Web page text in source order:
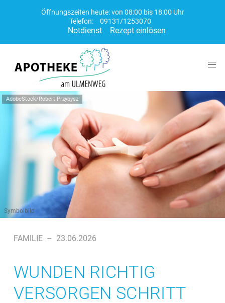
Öffnungszeiten heute: von 08:00 bis 18:00 Uhr
Telefon:
09131/1253070
Notdienst Rezept einlösen
AdobeStock/Robert Przybysz
Symbolbild
FAMILIE – 23.06.2026
WUNDEN RICHTIG
VERSORGEN SCHRITT